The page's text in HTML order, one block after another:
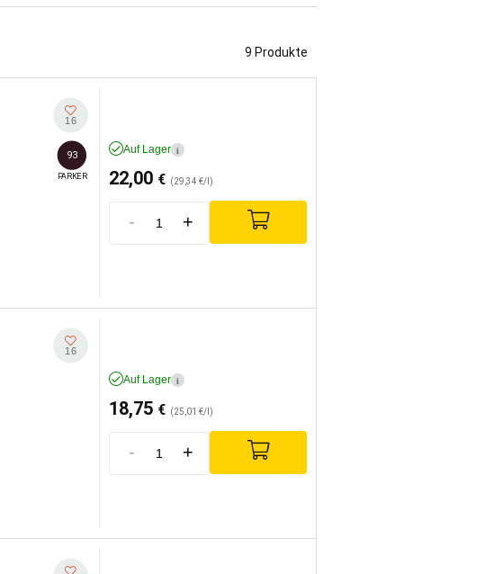
9 Produkte
16
93
PARKER
Auf Lager i
22,00 € (29,34 €/l)
- +
16
Auf Lager i
18,75 € (25,01 €/l)
- +